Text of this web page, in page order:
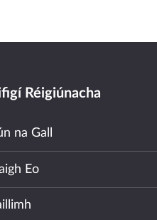
Réigiúnacha
na Gall
Eo